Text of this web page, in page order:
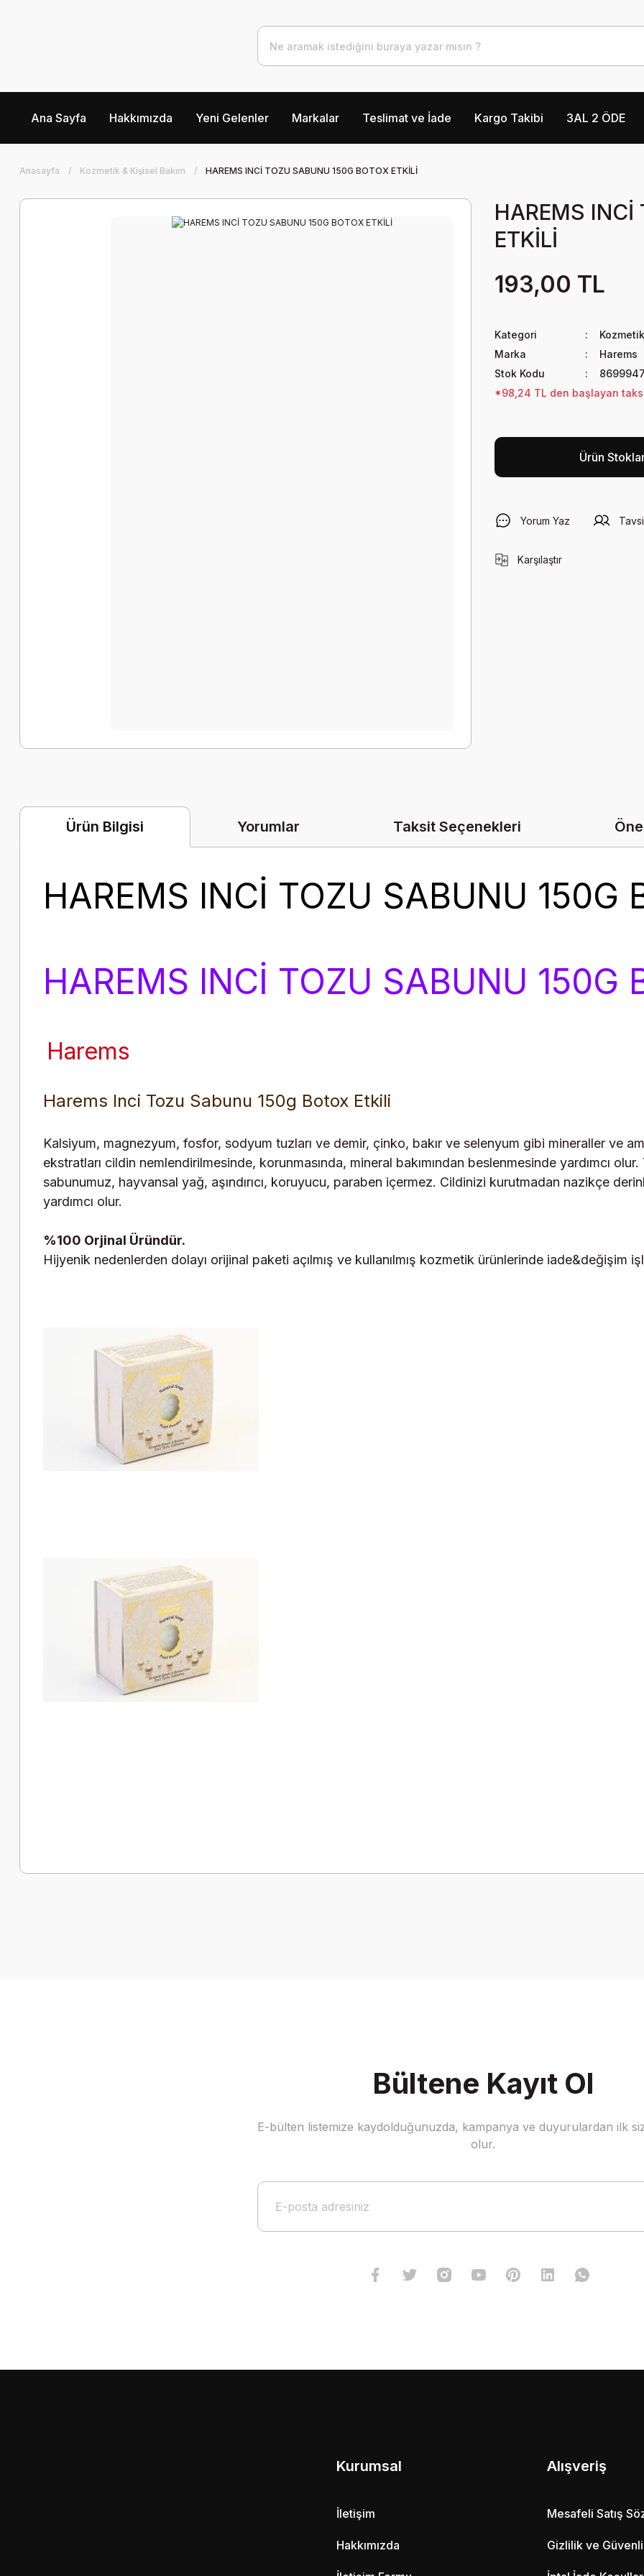
Ana Sayfa Hakkımızda Yeni Gelenler Markalar Teslimat ve İade Kargo Takibi 3AL 2 ÖDE
Anasayfa Kozmetik & Kişisel Bakım HAREMS INCİ TOZU SABUNU 150G BOTOX ETKİLİ
HAREMS
ETKİLİ
193,00 TL
Kategori
Marka
Harems
Stok Kodu
*98,24 TL den başlayan
Ürün
Yorum Yaz
Karşılaştır
Ürün Bilgisi Yorumlar Taksit Seçenekleri
HAREMS INCİ TOZU SABUNU 150G
HAREMS INCİ TOZU SABUNU 150G
Harems
Harems Inci Tozu Sabunu 150g Botox Etkili
Kalsiyum, magnezyum, fosfor, sodyum tuzları ve demir, çinko, bakır ve selenyum gibi mineraller ve
ekstratları cildin nemlendirilmesinde, korunmasında, mineral bakımından beslenmesinde yardımcı
sabunumuz, hayvansal yağ, aşındırıcı, koruyucu, paraben içermez. Cildinizi kurutmadan nazikçe
yardımcı olur.
%100 Orjinal Üründür.
Hijyenik nedenlerden dolayı orijinal paketi açılmış ve kullanılmış kozmetik ürünlerinde iade&değişim
Gönder
Bültene Kayıt Ol
E-bülten listemize kaydolduğunuzda, kampanya ve duyurulardan ilk
olur.
Kurumsal
İletişim
Hakkımızda
Alışveriş
Mesafeli Satış
Gizlilik ve